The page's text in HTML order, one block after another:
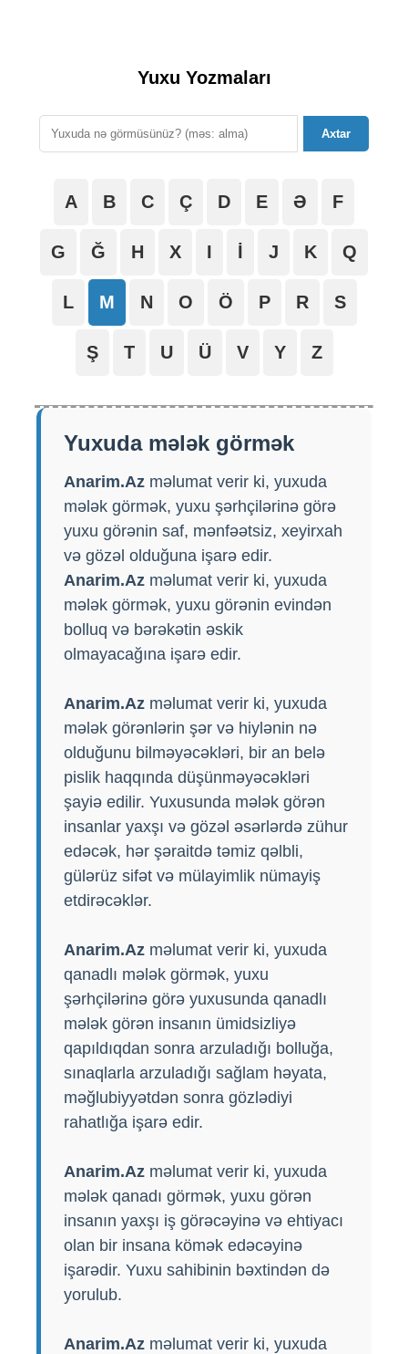
Yuxu Yozmaları
Axtar
A B C Ç D E Ə F
G Ğ H X I İ J K Q
L M N O Ö P R S
Ş T U Ü V Y Z
Yuxuda mələk görmək
Anarim.Az məlumat verir ki, yuxuda
mələk görmək, yuxu şərhçilərinə görə
yuxu görənin saf, mənfəətsiz, xeyirxah
və gözəl olduğuna işarə edir.
Anarim.Az məlumat verir ki, yuxuda
mələk görmək, yuxu görənin evindən
bolluq və bərəkətin əskik
olmayacağına işarə edir.
Anarim.Az məlumat verir ki, yuxuda
mələk görənlərin şər və hiylənin nə
olduğunu bilməyəcəkləri, bir an belə
pislik haqqında düşünməyəcəkləri
şayiə edilir. Yuxusunda mələk görən
insanlar yaxşı və gözəl əsərlərdə zühur
edəcək, hər şəraitdə təmiz qəlbli,
gülərüz sifət və mülayimlik nümayiş
etdirəcəklər.
Anarim.Az məlumat verir ki, yuxuda
qanadlı mələk görmək, yuxu
şərhçilərinə görə yuxusunda qanadlı
mələk görən insanın ümidsizliyə
qapıldıqdan sonra arzuladığı bolluğa,
sınaqlarla arzuladığı sağlam həyata,
məğlubiyyətdən sonra gözlədiyi
rahatlığa işarə edir.
Anarim.Az məlumat verir ki, yuxuda
mələk qanadı görmək, yuxu görən
insanın yaxşı iş görəcəyinə və ehtiyacı
olan bir insana kömək edəcəyinə
işarədir. Yuxu sahibinin bəxtindən də
yorulub.
Anarim.Az məlumat verir ki, yuxuda